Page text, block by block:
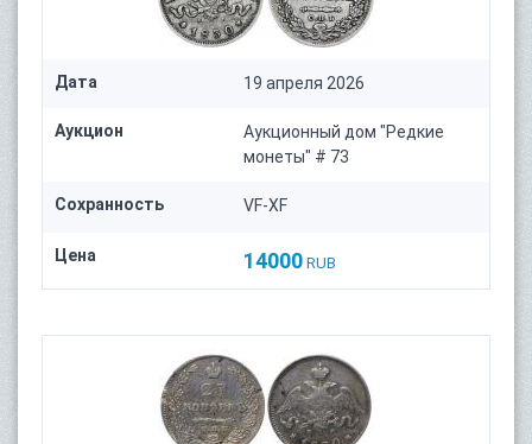
Дата 19 апреля 2026
Аукцион
Аукционный дом "Редкие
монеты" # 73
Сохранность VF-XF
Цена 14000 RUB